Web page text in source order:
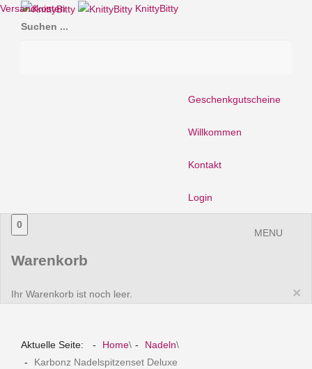
KnittyBitty
Suchen ...
Geschenkgutscheine
Willkommen
Kontakt
Login
MENU
0
Warenkorb
×
Ihr Warenkorb ist noch leer.
Aktuelle Seite: Home\ Nadeln\
Karbonz Nadelspitzenset Deluxe
Versandkosten